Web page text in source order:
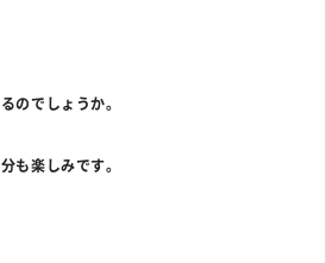
のでしょうか。
も楽しみです。